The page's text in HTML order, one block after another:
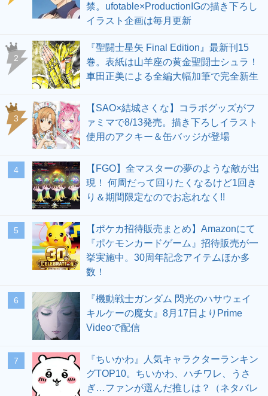
禁。ufotable×ProductionIGの描き下ろし
イラスト企画は毎月更新
2
『聖闘士星矢 Final Edition』最新刊15
巻。表紙は山羊座の黄金聖闘士シュラ！
車田正美による全編大幅加筆で完全新生
3
【SAO×結城さくな】コラボグッズがフ
ァミマで8/13発売。描き下ろしイラスト
使用のアクキー＆缶バッジが登場
4
【FGO】全マスターの夢のような敵が出
現！ 何周だって回りたくなるけど1回き
り＆期間限定なのでお忘れなく!!
5
【ポケカ招待販売まとめ】Amazonにて
『ポケモンカードゲーム』招待販売が一
挙実施中。30周年記念アイテムほか多
数！
6
『機動戦士ガンダム 閃光のハサウェイ
キルケーの魔女』8月17日よりPrime
Videoで配信
7
『ちいかわ』人気キャラクターランキン
グTOP10。ちいかわ、ハチワレ、うさ
ぎ…ファンが選んだ推しは？（ネタバレ